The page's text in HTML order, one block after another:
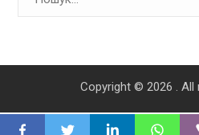
Copyright © 2026 . All